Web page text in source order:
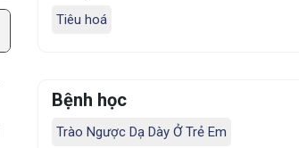
Tiêu hoá
Bệnh học
Trào Ngược Dạ Dày Ở Trẻ Em